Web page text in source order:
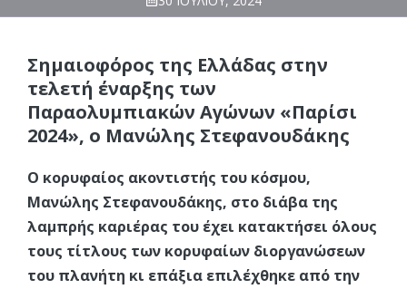
Σημαιοφόρος της Ελλάδας στην
τελετή έναρξης των
Παραολυμπιακών Αγώνων «Παρίσι
2024», ο Μανώλης Στεφανουδάκης
Ο κορυφαίος ακοντιστής του κόσμου,
Μανώλης Στεφανουδάκης, στο διάβα της
λαμπρής καριέρας του έχει κατακτήσει όλους
τους τίτλους των κορυφαίων διοργανώσεων
του πλανήτη κι επάξια επιλέχθηκε από την